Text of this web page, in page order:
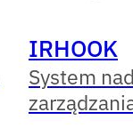
IRHOOK
System